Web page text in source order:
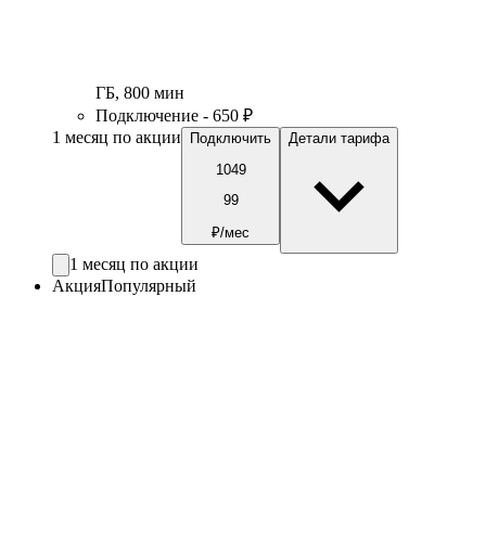
ГБ, 800 мин
Подключение - 650 ₽
1 месяц по акции
Подключить
1049
99
₽/мес
Детали тарифа
1 месяц по акции
АкцияПопулярный